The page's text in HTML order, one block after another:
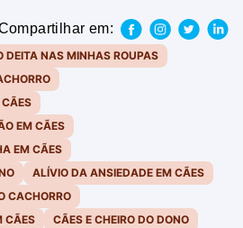
em:
DEITA NAS MINHAS ROUPAS
EM CÃES
EM CÃES
ALÍVIO DA ANSIEDADE EM CÃES
CACHORRO
CÃES
CÃES E CHEIRO DO DONO